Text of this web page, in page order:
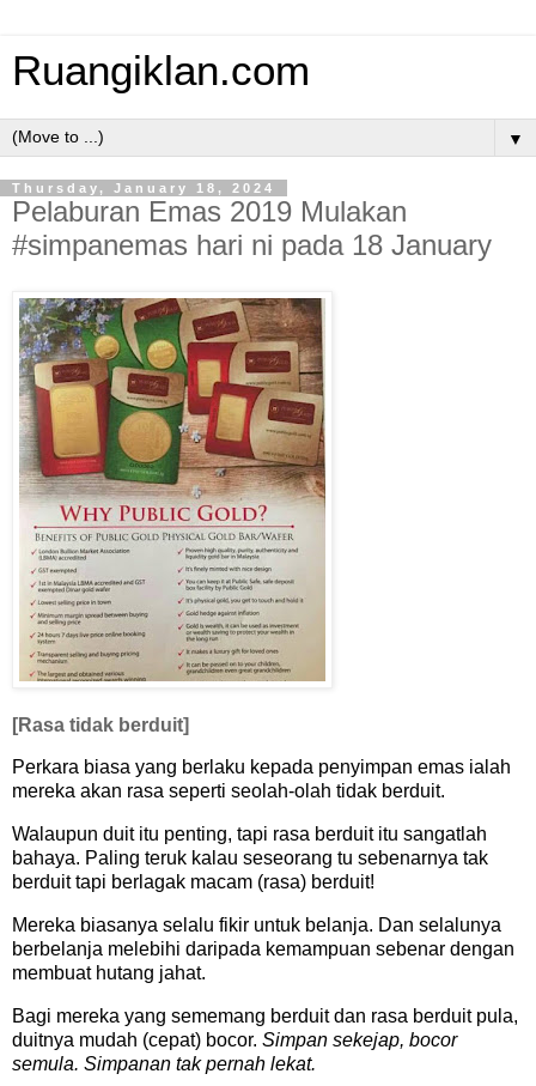
Ruangiklan.com
▼
Thursday, January 18, 2024
Pelaburan Emas 2019 Mulakan
#simpanemas hari ni pada 18 January
[Rasa tidak berduit]
Perkara biasa yang berlaku kepada penyimpan emas ialah
mereka akan rasa seperti seolah-olah tidak berduit.
Walaupun duit itu penting, tapi rasa berduit itu sangatlah
bahaya. Paling teruk kalau seseorang tu sebenarnya tak
berduit tapi berlagak macam (rasa) berduit!
Mereka biasanya selalu fikir untuk belanja. Dan selalunya
berbelanja melebihi daripada kemampuan sebenar dengan
membuat hutang jahat.
Bagi mereka yang sememang berduit dan rasa berduit pula,
duitnya mudah (cepat) bocor. Simpan sekejap, bocor
semula. Simpanan tak pernah lekat.